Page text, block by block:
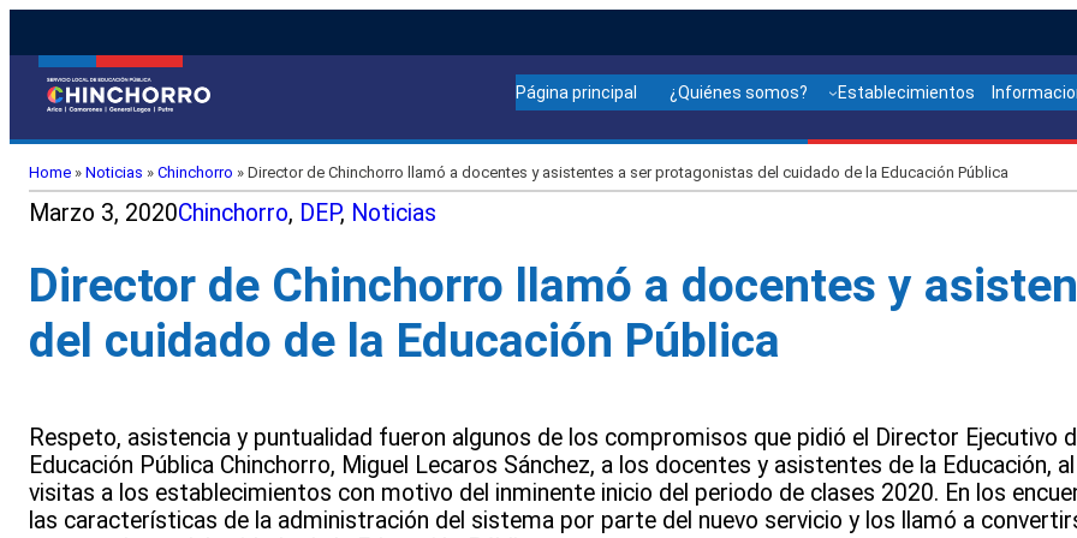
Página principal ¿Quiénes somos? Establecimientos
Home » Noticias » Chinchorro » Director de Chinchorro llamó a docentes y asistentes a ser protagonistas del cuidado de la Educación Pública
Marzo 3, 2020Chinchorro, DEP, Noticias
Director de Chinchorro llamó a docentes y
del cuidado de la Educación Pública
Respeto, asistencia y puntualidad fueron algunos de los compromisos que pidió el Director Ejecutivo
Educación Pública Chinchorro, Miguel Lecaros Sánchez, a los docentes y asistentes de la Educación,
visitas a los establecimientos con motivo del inminente inicio del periodo de clases 2020. En los
las características de la administración del sistema por parte del nuevo servicio y los llamó a